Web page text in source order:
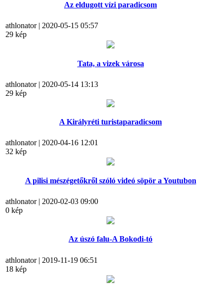
Az eldugott vízi paradicsom
athlonator | 2020-05-15 05:57
29 kép
Tata, a vizek városa
athlonator | 2020-05-14 13:13
29 kép
A Királyréti turistaparadicsom
athlonator | 2020-04-16 12:01
32 kép
A pilisi mészégetőkről szóló videó söpör a Youtubon
athlonator | 2020-02-03 09:00
0 kép
Az úszó falu-A Bokodi-tó
athlonator | 2019-11-19 06:51
18 kép